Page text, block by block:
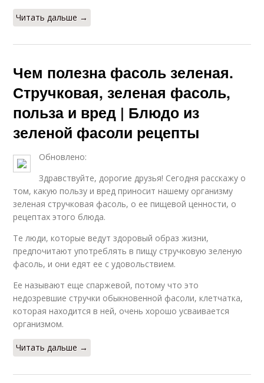
Блюда из стручковой
Читать дальше →
Чем полезна фасоль зеленая.
Стручковая, зеленая фасоль,
польза и вред | Блюдо из
зеленой фасоли рецепты
Обновлено:
Здравствуйте, дорогие друзья! Сегодня расскажу о
том, какую пользу и вред приносит нашему организму
зеленая стручковая фасоль, о ее пищевой ценности, о
рецептах этого блюда.
Те люди, которые ведут здоровый образ жизни,
предпочитают употреблять в пищу стручковую зеленую
фасоль, и они едят ее с удовольствием.
Ее называют еще спаржевой, потому что это
недозревшие стручки обыкновенной фасоли, клетчатка,
которая находится в ней, очень хорошо усваивается
организмом.
Читать дальше →